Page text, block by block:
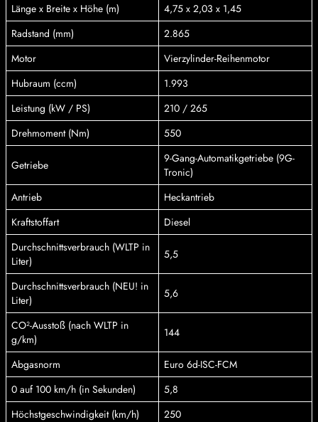
Länge x Breite x Höhe (m)
4,75 x 2,03 x 1,45
Radstand (mm)
2.865
Motor
Vierzylinder-Reihenmotor
Hubraum (ccm)
1.993
Leistung (kW / PS)
210 / 265
Drehmoment (Nm)
550
Getriebe
9-Gang-Automatikgetriebe (9G-
Tronic)
Antrieb
Heckantrieb
Kraftstoffart
Diesel
Durchschnittsverbrauch (WLTP in
Liter)
5,5
Durchschnittsverbrauch (NEU! in
Liter)
5,6
CO²-Ausstoß (nach WLTP in
g/km)
144
Abgasnorm
Euro 6d-ISC-FCM
0 auf 100 km/h (in Sekunden)
5,8
Höchstgeschwindigkeit (km/h)
250